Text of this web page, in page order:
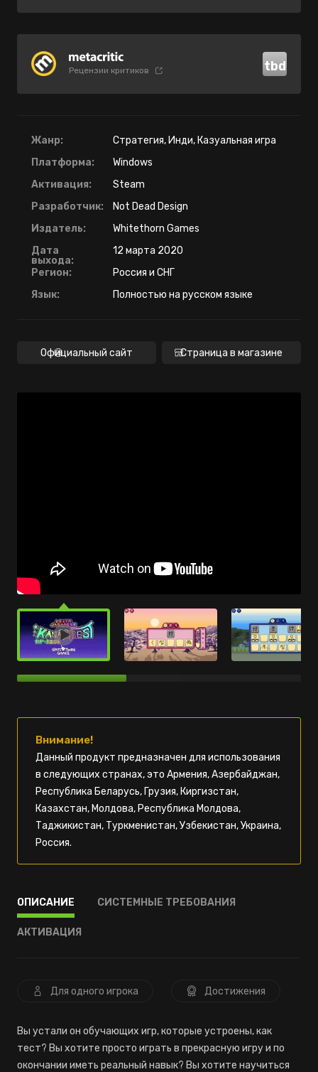
Рецензии критиков tbd
Жанр:
Стратегия, Инди, Казуальная игра
Платформа:
Windows
Активация:
Steam
Разработчик:
Not Dead Design
Издатель:
Whitethorn Games
Дата
выхода:
12 марта 2020
Регион:
Россия и СНГ
Язык:
Полностью на русском языке
Официальный сайт Страница в магазине
Внимание!
Данный продукт предназначен для использования
в следующих странах, это Армения, Азербайджан,
Республика Беларусь, Грузия, Киргизстан,
Казахстан, Молдова, Республика Молдова,
Таджикистан, Туркменистан, Узбекистан, Украина,
Россия.
ОПИСАНИЕ СИСТЕМНЫЕ ТРЕБОВАНИЯ
АКТИВАЦИЯ
Для одного игрока Достижения
Вы устали он обучающих игр, которые устроены, как
тест? Вы хотите просто играть в прекрасную игру и по
окончании иметь реальный навык? Вы хотите научиться